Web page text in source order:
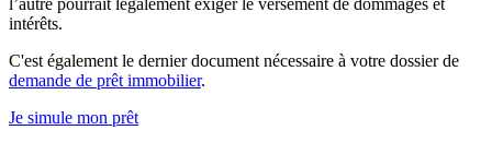
l’autre pourrait légalement exiger le versement de dommages et
intérêts.
C'est également le dernier document nécessaire à votre dossier de
demande de prêt immobilier.
Je simule mon prêt